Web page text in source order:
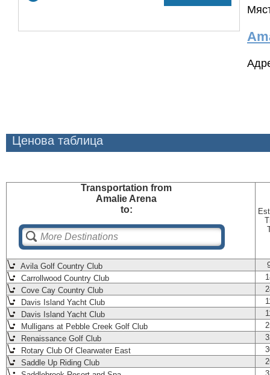
Ценова таблица
Transportation from
Amalie Arena
to:
Avila Golf Country Club
Carrollwood Country Club
Cove Cay Country Club
Davis Island Yacht Club
Davis Island Yacht Club
Mulligans at Pebble Creek Golf Club
Renaissance Golf Club
Rotary Club Of Clearwater East
Saddle Up Riding Club